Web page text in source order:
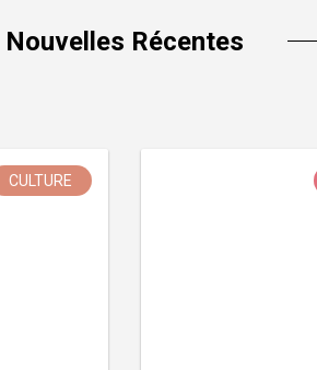
Nouvelles Récentes
CULTURE